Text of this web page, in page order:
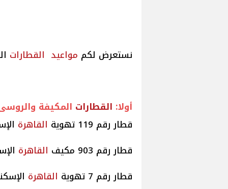
نستعرض لكم مواعيد القطارات
أولا: القطارات المكيفة
قطار رقم 119 تهوية
القاهرة
قطار رقم 903 مكيف
القاهرة
قطار رقم 7 تهوية
القاهرة